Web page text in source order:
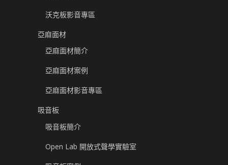
沃克板影音專區
亞麻面材
亞麻面材簡介
亞麻面材案例
亞麻面材影音專區
吸音板
吸音板簡介
Open Lab 開放式聲學實驗室